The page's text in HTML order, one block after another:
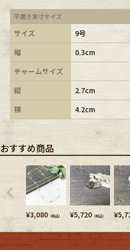
平置き実寸サイズ
サイズ
9号
幅
0.3cm
チャームサイズ
縦
2.7cm
横
4.2cm
おすすめ商品
¥3,080 （税込） ¥5,720 （税込） ¥